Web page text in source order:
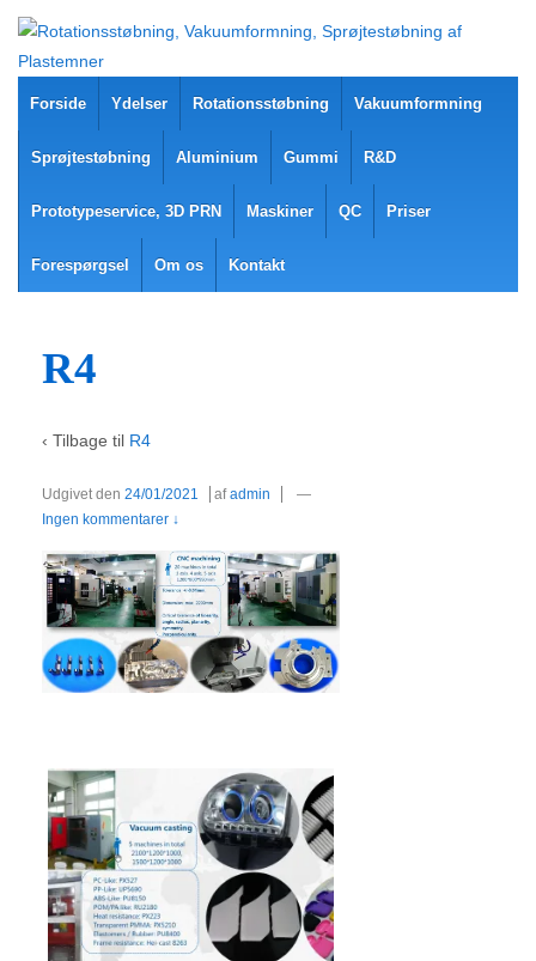
Forside Ydelser Rotationsstøbning Vakuumformning
Sprøjtestøbning Aluminium Gummi R&D
Prototypeservice, 3D PRN Maskiner QC Priser
Forespørgsel Om os Kontakt
R4
‹ Tilbage til R4
Udgivet den 24/01/2021 afadmin
—
Ingen kommentarer ↓